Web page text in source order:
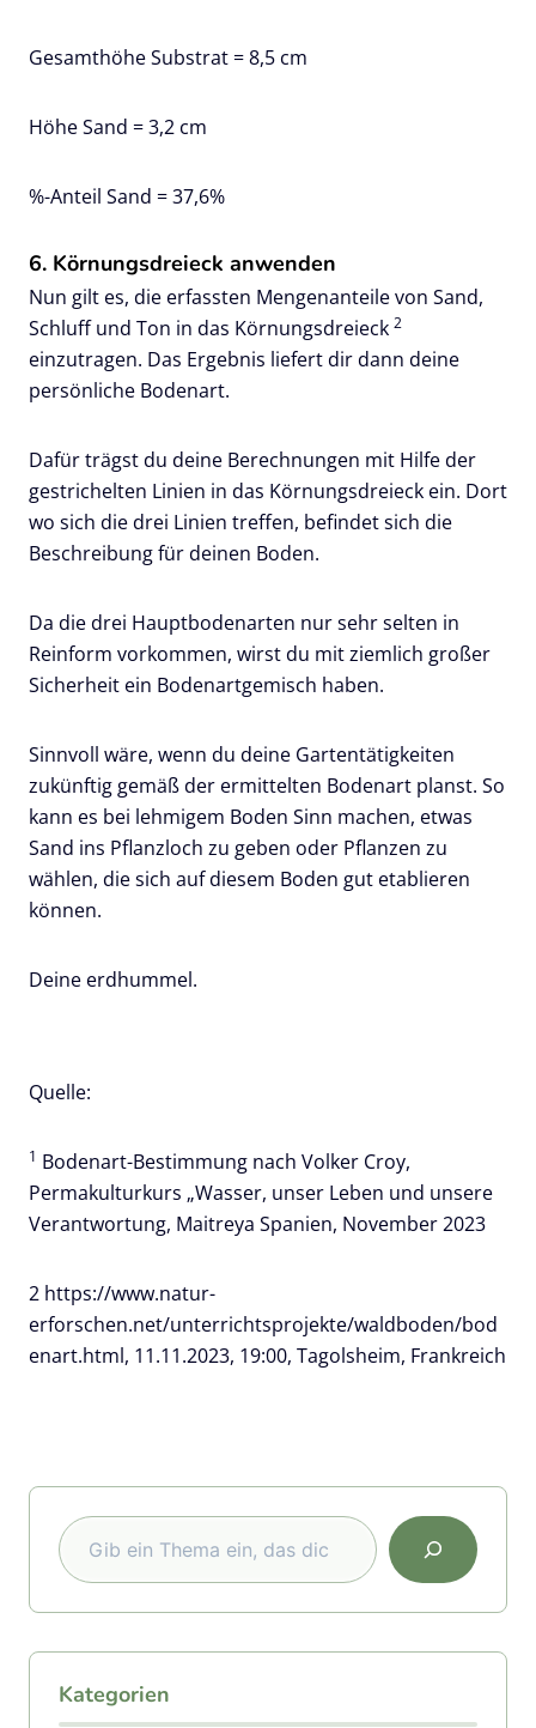
Gesamthöhe Substrat = 8,5 cm
Höhe Sand = 3,2 cm
%-Anteil Sand = 37,6%
6. Körnungsdreieck anwenden
Nun gilt es, die erfassten Mengenanteile von Sand,
Schluff und Ton in das Körnungsdreieck 2
einzutragen. Das Ergebnis liefert dir dann deine
persönliche Bodenart.
Dafür trägst du deine Berechnungen mit Hilfe der
gestrichelten Linien in das Körnungsdreieck ein. Dort
wo sich die drei Linien treffen, befindet sich die
Beschreibung für deinen Boden.
Da die drei Hauptbodenarten nur sehr selten in
Reinform vorkommen, wirst du mit ziemlich großer
Sicherheit ein Bodenartgemisch haben.
Sinnvoll wäre, wenn du deine Gartentätigkeiten
zukünftig gemäß der ermittelten Bodenart planst. So
kann es bei lehmigem Boden Sinn machen, etwas
Sand ins Pflanzloch zu geben oder Pflanzen zu
wählen, die sich auf diesem Boden gut etablieren
können.
Deine erdhummel.
Quelle:
1 Bodenart-Bestimmung nach Volker Croy,
Permakulturkurs „Wasser, unser Leben und unsere
Verantwortung, Maitreya Spanien, November 2023
2 https://www.natur-
erforschen.net/unterrichtsprojekte/waldboden/bod
enart.html, 11.11.2023, 19:00, Tagolsheim, Frankreich
Suchen
Kategorien